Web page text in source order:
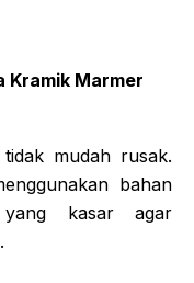
Kramik Marmer
mudah rusak.
bahan
kasar agar